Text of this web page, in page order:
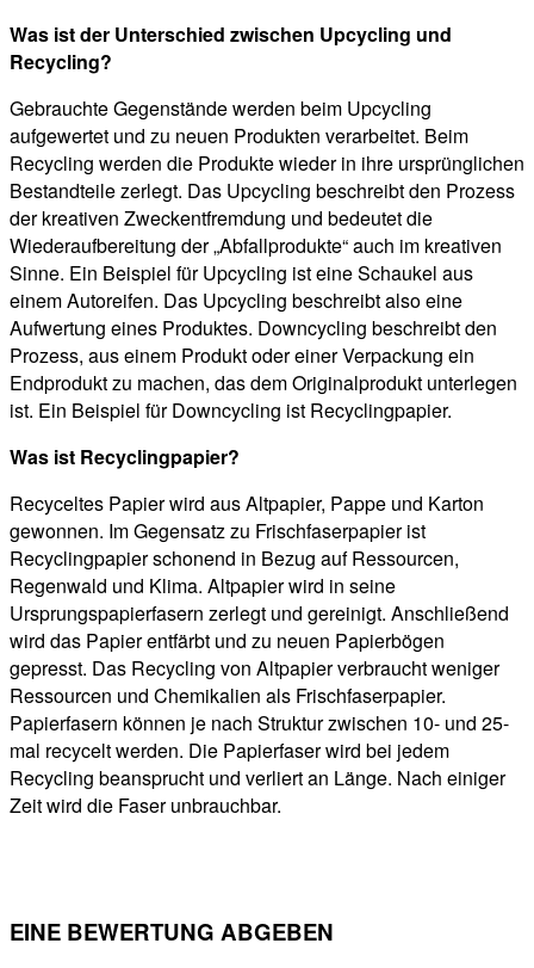
Was ist der Unterschied zwischen Upcycling und
Recycling?
Gebrauchte Gegenstände werden beim Upcycling
aufgewertet und zu neuen Produkten verarbeitet. Beim
Recycling werden die Produkte wieder in ihre ursprünglichen
Bestandteile zerlegt. Das Upcycling beschreibt den Prozess
der kreativen Zweckentfremdung und bedeutet die
Wiederaufbereitung der „Abfallprodukte“ auch im kreativen
Sinne. Ein Beispiel für Upcycling ist eine Schaukel aus
einem Autoreifen. Das Upcycling beschreibt also eine
Aufwertung eines Produktes. Downcycling beschreibt den
Prozess, aus einem Produkt oder einer Verpackung ein
Endprodukt zu machen, das dem Originalprodukt unterlegen
ist. Ein Beispiel für Downcycling ist Recyclingpapier.
Was ist Recyclingpapier?
Recyceltes Papier wird aus Altpapier, Pappe und Karton
gewonnen. Im Gegensatz zu Frischfaserpapier ist
Recyclingpapier schonend in Bezug auf Ressourcen,
Regenwald und Klima. Altpapier wird in seine
Ursprungspapierfasern zerlegt und gereinigt. Anschließend
wird das Papier entfärbt und zu neuen Papierbögen
gepresst. Das Recycling von Altpapier verbraucht weniger
Ressourcen und Chemikalien als Frischfaserpapier.
Papierfasern können je nach Struktur zwischen 10- und 25-
mal recycelt werden. Die Papierfaser wird bei jedem
Recycling beansprucht und verliert an Länge. Nach einiger
Zeit wird die Faser unbrauchbar.
EINE BEWERTUNG ABGEBEN